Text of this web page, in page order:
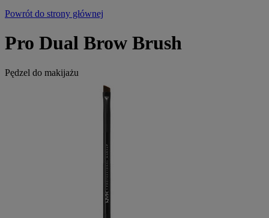
Powrót do strony głównej
Pro Dual Brow Brush
Pędzel do makijażu